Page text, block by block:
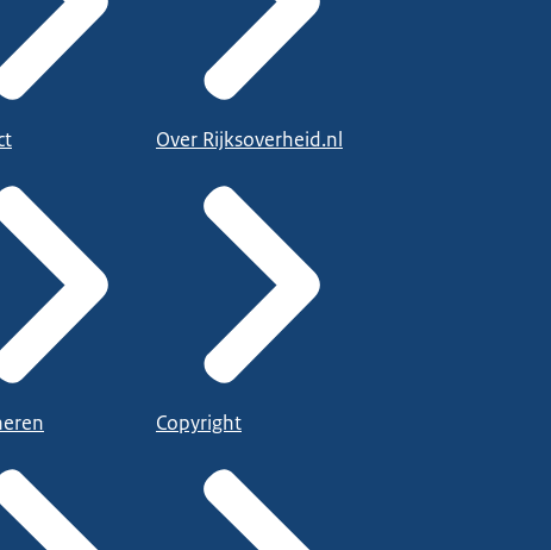
Over Rijksoverheid.nl
Copyright